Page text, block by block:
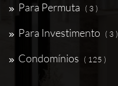
Para Permuta ( 3 )
Para Investimento ( 3 )
Condomínios ( 125 )